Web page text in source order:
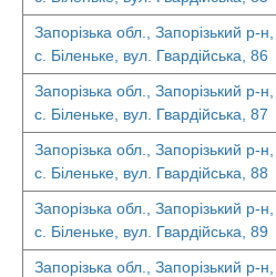
Запорізька обл., Запорізький р-н,
с. Біленьке, вул. Гвардійська, 86
Запорізька обл., Запорізький р-н,
с. Біленьке, вул. Гвардійська, 87
Запорізька обл., Запорізький р-н,
с. Біленьке, вул. Гвардійська, 88
Запорізька обл., Запорізький р-н,
с. Біленьке, вул. Гвардійська, 89
Запорізька обл., Запорізький р-н,